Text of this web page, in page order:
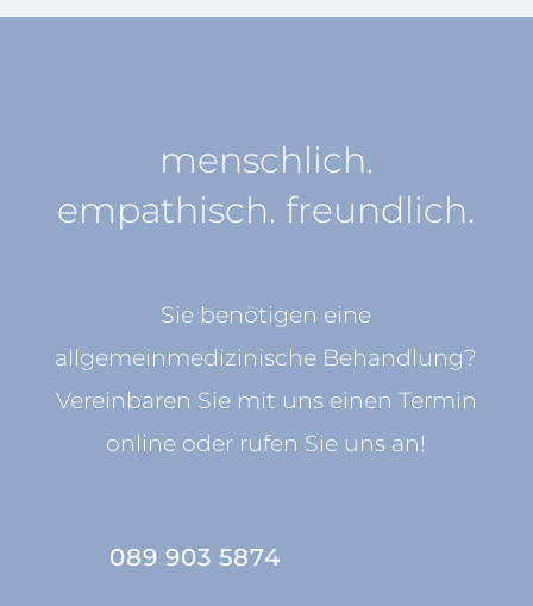
menschlich.
empathisch. freundlich.
Sie benötigen eine
allgemeinmedizinische Behandlung?
Vereinbaren Sie mit uns einen Termin
online oder rufen Sie uns an!
089 903 5874